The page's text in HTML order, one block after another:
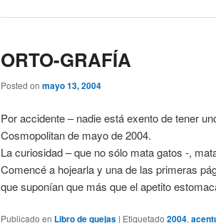
ORTO-GRAFÍA
Posted on mayo 13, 2004
Por accidente – nadie está exento de tener
Cosmopolitan de mayo de 2004.
La curiosidad – que no sólo mata gatos -,
Comencé a hojearla y una de las primeras
que suponían que más que el apetito
Publicado en Libro de quejas | Etiquetado 2004,